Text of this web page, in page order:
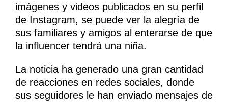
imágenes y videos publicados en su perfil
de Instagram, se puede ver la alegría de
sus familiares y amigos al enterarse de que
la influencer tendrá una niña.
La noticia ha generado una gran cantidad
de reacciones en redes sociales, donde
sus seguidores le han enviado mensajes de